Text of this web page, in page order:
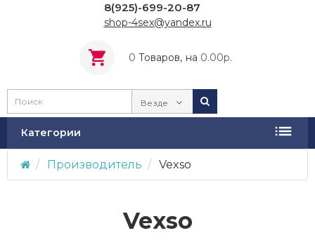
8(925)-699-20-87
shop-4sex@yandex.ru
0 Tоваров, на 0.00р.
Везде
Категории
Производитель Vexso
Vexso